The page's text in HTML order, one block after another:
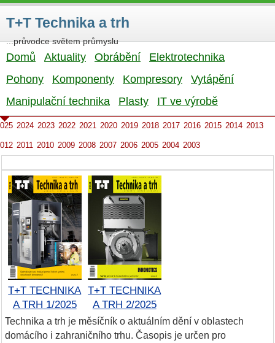
T+T Technika a trh
...průvodce světem průmyslu
Domů Aktuality Obrábění
Elektrotechnika
Pohony
Komponenty Kompresory
Vytápění
Manipulační technika
Plasty IT ve výrobě
2024 2023 2022 2021 2020 2019 2018 2017 2016 2015 2014 2013
2011 2010 2009 2008 2007 2006 2005 2004 2003
T+T TECHNIKA
A TRH 1/2025
T+T TECHNIKA
A TRH 2/2025
Technika a trh je měsíčník o aktuálním dění v oblastech
domácího i zahraničního trhu. Časopis je určen pro